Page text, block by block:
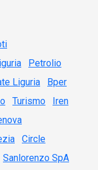
Petrolio
Liguria
Bper
Turismo
Iren
Circle
Sanlorenzo SpA